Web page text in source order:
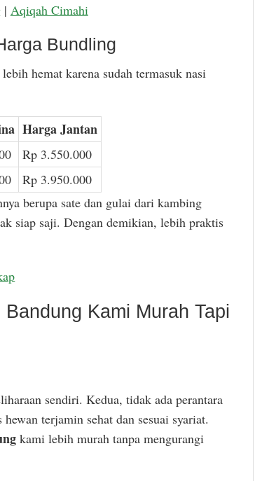
| Aqiqah Cimahi
Bundling
hemat karena sudah termasuk nasi
Harga Jantan
Rp 3.550.000
Rp 3.950.000
berupa sate dan gulai dari kambing
siap saji. Dengan demikian, lebih praktis
Kami Murah Tapi
sendiri. Kedua, tidak ada perantara
terjamin sehat dan sesuai syariat.
kami lebih murah tanpa mengurangi